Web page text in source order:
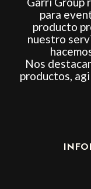
para
producto
nuestro
Nos
productos,